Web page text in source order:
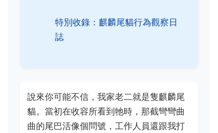
特別收錄：麒麟尾貓行為觀察日
誌
說來你可能不信，我家老二就是隻麒麟尾
貓。當初在收容所看到牠時，那截彎彎曲
曲的尾巴活像個問號，工作人員還跟我打